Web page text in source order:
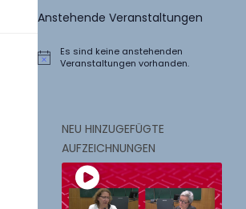
Anstehende Veranstaltungen
Hinweis
Es sind keine anstehenden
Veranstaltungen vorhanden.
NEU HINZUGEFÜGTE
AUFZEICHNUNGEN